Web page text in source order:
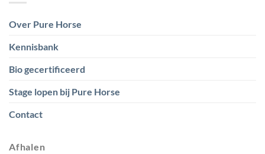
Over Pure Horse
Kennisbank
Bio gecertificeerd
Stage lopen bij Pure Horse
Contact
Afhalen